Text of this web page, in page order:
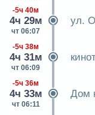
-5ч 40м
4ч 29м
чт 06:07
ул.
-5ч 38м
4ч 31м
чт 06:09
-5ч 36м
4ч 33м
чт 06:11
Дом